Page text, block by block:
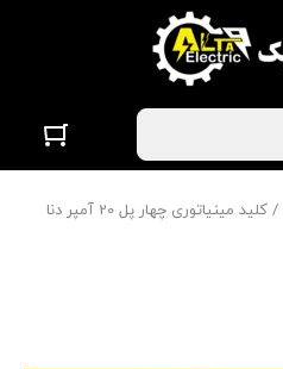
/ کلید مینیاتوری چهار پل 20 آمپر دنا